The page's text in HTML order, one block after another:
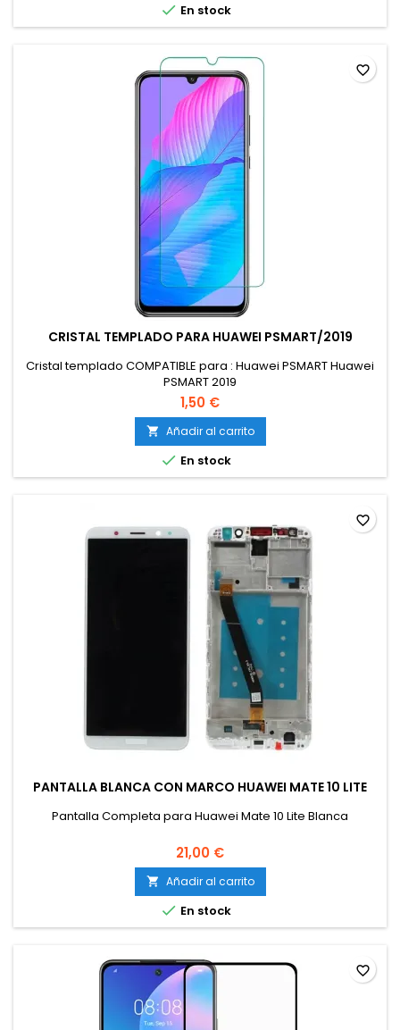
 En stock
CRISTAL TEMPLADO PARA HUAWEI PSMART/2019
Cristal templado COMPATIBLE para : Huawei PSMART Huawei
PSMART 2019
1,50 €
 Añadir al carrito
 En stock
favorite_border
PANTALLA BLANCA CON MARCO HUAWEI MATE 10 LITE
Pantalla Completa para Huawei Mate 10 Lite Blanca
21,00 €
 Añadir al carrito
 En stock
favorite_border
favorite_border